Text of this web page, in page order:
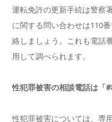
運転免許の更新手続は警察
に関する問い合わせは110
絡しましょう。これも電話
用して調べられます。
性犯罪被害の相談電話は「
性犯罪被害については、専